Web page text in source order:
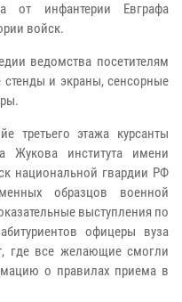
от инфантерии Евграфа
войск.
ведомства посетителям
стенды и экраны, сенсорные
этажа курсанты
Жукова института имени
национальной гвардии РФ
образцов военной
выступления по
офицеры вуза
где все желающие смогли
о правилах приема в